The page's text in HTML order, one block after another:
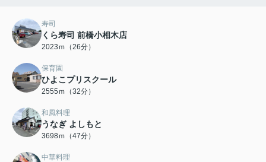
寿司
くら寿司 前橋小相木店
2023ｍ（26分）
保育園
ひよこプリスクール
2555ｍ（32分）
和風料理
うなぎ よしもと
3698ｍ（47分）
中華料理